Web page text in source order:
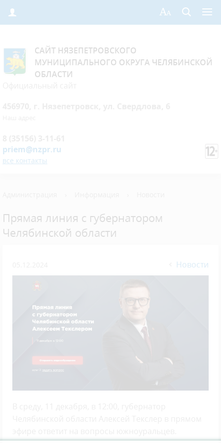
САЙТ НЯЗЕПЕТРОВСКОГО
МУНИЦИПАЛЬНОГО ОКРУГА ЧЕЛЯБИНСКОЙ
ОБЛАСТИ
priem@nzpr.ru
все контакты
Прямая линия с губернатором
Челябинской области
Новости